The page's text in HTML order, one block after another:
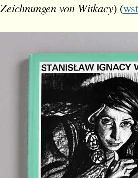
Zeichnungen von Witkacy) (